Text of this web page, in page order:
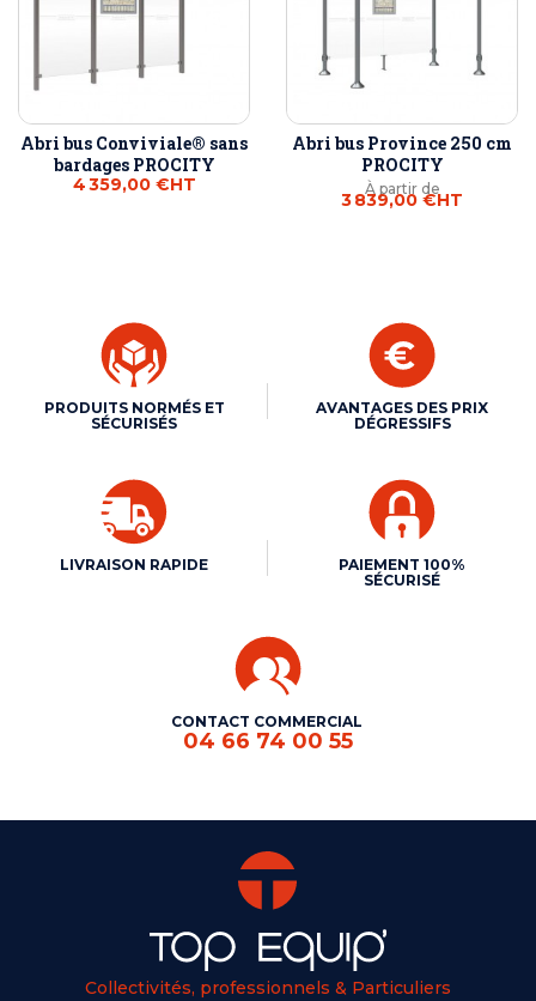
Abri bus Conviviale® sans
bardages PROCITY
4 359,00 €HT
Abri bus Province 250 cm
PROCITY
À partir de
3 839,00 €HT
PRODUITS NORMÉS ET
SÉCURISÉS
AVANTAGES DES PRIX
DÉGRESSIFS
LIVRAISON RAPIDE
PAIEMENT 100%
SÉCURISÉ
CONTACT COMMERCIAL
04 66 74 00 55
Collectivités, professionnels & Particuliers